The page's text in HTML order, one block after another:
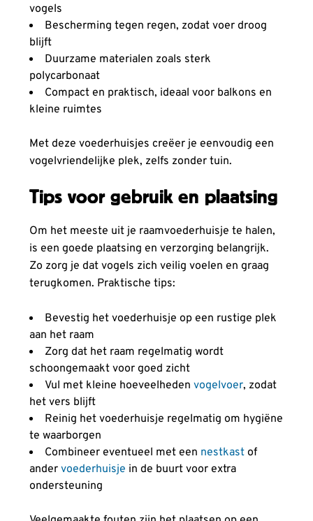
vogels
Bescherming tegen regen, zodat voer droog
blijft
Duurzame materialen zoals sterk
polycarbonaat
Compact en praktisch, ideaal voor balkons en
kleine ruimtes
Met deze voederhuisjes creëer je eenvoudig een
vogelvriendelijke plek, zelfs zonder tuin.
Tips voor gebruik en plaatsing
Om het meeste uit je raamvoederhuisje te halen,
is een goede plaatsing en verzorging belangrijk.
Zo zorg je dat vogels zich veilig voelen en graag
terugkomen. Praktische tips:
Bevestig het voederhuisje op een rustige plek
aan het raam
Zorg dat het raam regelmatig wordt
schoongemaakt voor goed zicht
Vul met kleine hoeveelheden vogelvoer, zodat
het vers blijft
Reinig het voederhuisje regelmatig om hygiëne
te waarborgen
Combineer eventueel met een nestkast of
ander voederhuisje in de buurt voor extra
ondersteuning